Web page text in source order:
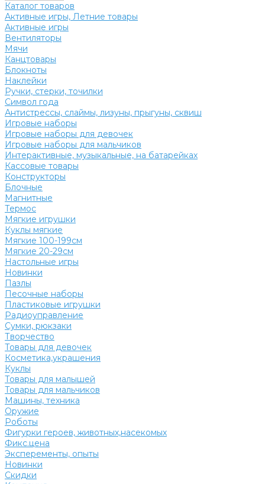
Каталог товаров
Активные игры, Летние товары
Активные игры
Вентиляторы
Мячи
Канцтовары
Блокноты
Наклейки
Ручки, стерки, точилки
Символ года
Антистрессы, слаймы, лизуны, прыгуны, сквиш
Игровые наборы
Игровые наборы для девочек
Игровые наборы для мальчиков
Интерактивные, музыкальные, на батарейках
Кассовые товары
Конструкторы
Блочные
Магнитные
Термос
Мягкие игрушки
Куклы мягкие
Мягкие 100-199см
Мягкие 20-29см
Настольные игры
Новинки
Пазлы
Песочные наборы
Пластиковые игрушки
Радиоуправление
Сумки, рюкзаки
Творчество
Товары для девочек
Косметика,украшения
Куклы
Товары для малышей
Товары для мальчиков
Машины, техника
Оружие
Роботы
Фигурки героев, животных,насекомых
Фикс.цена
Эксперементы, опыты
Новинки
Скидки